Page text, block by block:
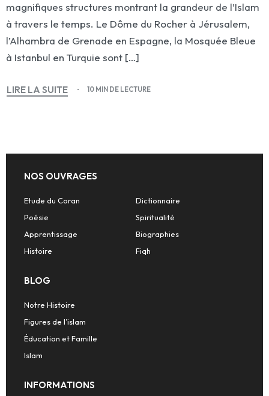
magnifiques structures montrant la grandeur de l’Islam
à travers le temps. Le Dôme du Rocher à Jérusalem,
l’Alhambra de Grenade en Espagne, la Mosquée Bleue
à Istanbul en Turquie sont […]
LIRE LA SUITE 10 MIN DE LECTURE
NOS OUVRAGES
Etude du Coran
Dictionnaire
Poésie
Spiritualité
Apprentissage
Biographies
Histoire
Fiqh
BLOG
Notre Histoire
Figures de l’islam
Éducation et Famille
Islam
INFORMATIONS